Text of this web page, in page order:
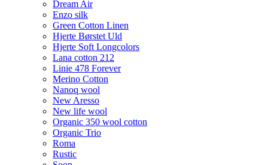
Dream Air
Enzo silk
Green Cotton Linen
Hjerte Børstet Uld
Hjerte Soft Longcolors
Lana cotton 212
Linie 478 Forever
Merino Cotton
Nanoq wool
New Aresso
New life wool
Organic 350 wool cotton
Organic Trio
Roma
Rustic